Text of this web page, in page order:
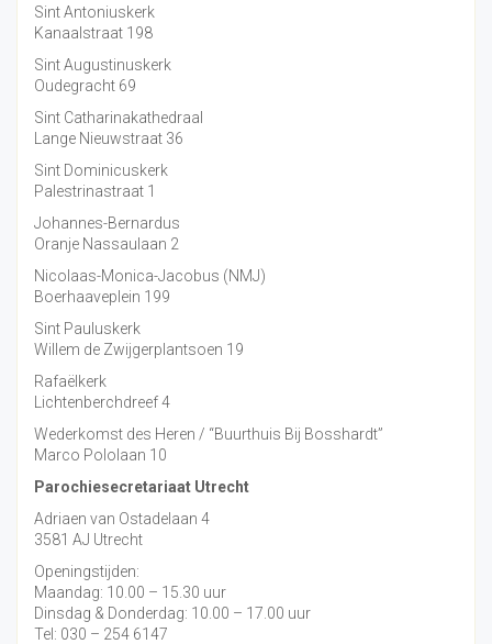
Sint Antoniuskerk
Kanaalstraat 198
Sint Augustinuskerk
Oudegracht 69
Sint Catharinakathedraal
Lange Nieuwstraat 36
Sint Dominicuskerk
Palestrinastraat 1
Johannes-Bernardus
Oranje Nassaulaan 2
Nicolaas-Monica-Jacobus (NMJ)
Boerhaaveplein 199
Sint Pauluskerk
Willem de Zwijgerplantsoen 19
Rafaëlkerk
Lichtenberchdreef 4
Wederkomst des Heren / “Buurthuis Bij Bosshardt”
Marco Pololaan 10
Parochiesecretariaat Utrecht
Adriaen van Ostadelaan 4
3581 AJ Utrecht
Openingstijden:
Maandag: 10.00 – 15.30 uur
Dinsdag & Donderdag: 10.00 – 17.00 uur
Tel: 030 – 254 6147